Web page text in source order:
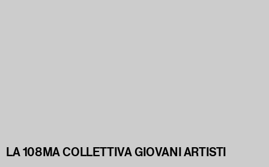
LA 108MA COLLETTIVA GIOVANI ARTISTI